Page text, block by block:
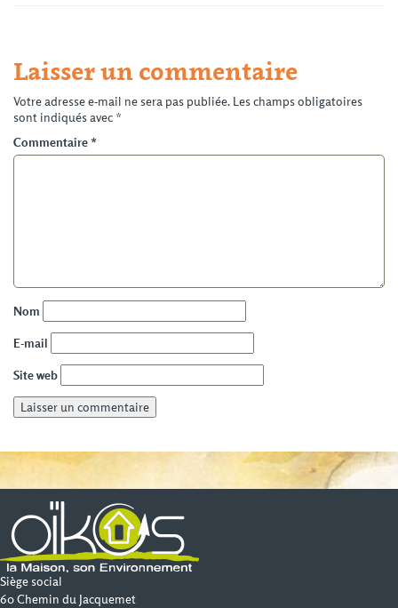
Laisser un commentaire
Votre adresse e-mail ne sera pas publiée. Les champs obligatoires
sont indiqués avec *
Commentaire *
Nom
E-mail
Site web
Siège social
60 Chemin du Jacquemet